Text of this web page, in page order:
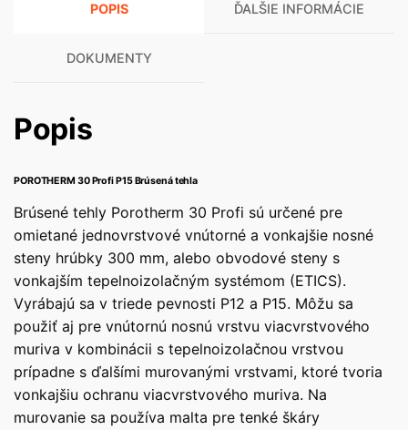
POPIS ĎALŠIE INFORMÁCIE
DOKUMENTY
Popis
POROTHERM 30 Profi P15 Brúsená tehla
Brúsené tehly Porotherm 30 Profi sú určené pre
omietané jednovrstvové vnútorné a vonkajšie nosné
steny hrúbky 300 mm, alebo obvodové steny s
vonkajším tepelnoizolačným systémom (ETICS).
Vyrábajú sa v triede pevnosti P12 a P15. Môžu sa
použiť aj pre vnútornú nosnú vrstvu viacvrstvového
muriva v kombinácii s tepelnoizolačnou vrstvou
prípadne s ďalšími murovanými vrstvami, ktoré tvoria
vonkajšiu ochranu viacvrstvového muriva. Na
murovanie sa používa malta pre tenké škáry